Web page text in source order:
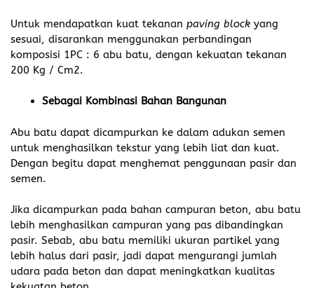
Untuk mendapatkan kuat tekanan paving block yang
sesuai, disarankan menggunakan perbandingan
komposisi 1PC : 6 abu batu, dengan kekuatan tekanan
200 Kg / Cm2.
Sebagai Kombinasi Bahan Bangunan
Abu batu dapat dicampurkan ke dalam adukan semen
untuk menghasilkan tekstur yang lebih liat dan kuat.
Dengan begitu dapat menghemat penggunaan pasir dan
semen.
Jika dicampurkan pada bahan campuran beton, abu batu
lebih menghasilkan campuran yang pas dibandingkan
pasir. Sebab, abu batu memiliki ukuran partikel yang
lebih halus dari pasir, jadi dapat mengurangi jumlah
udara pada beton dan dapat meningkatkan kualitas